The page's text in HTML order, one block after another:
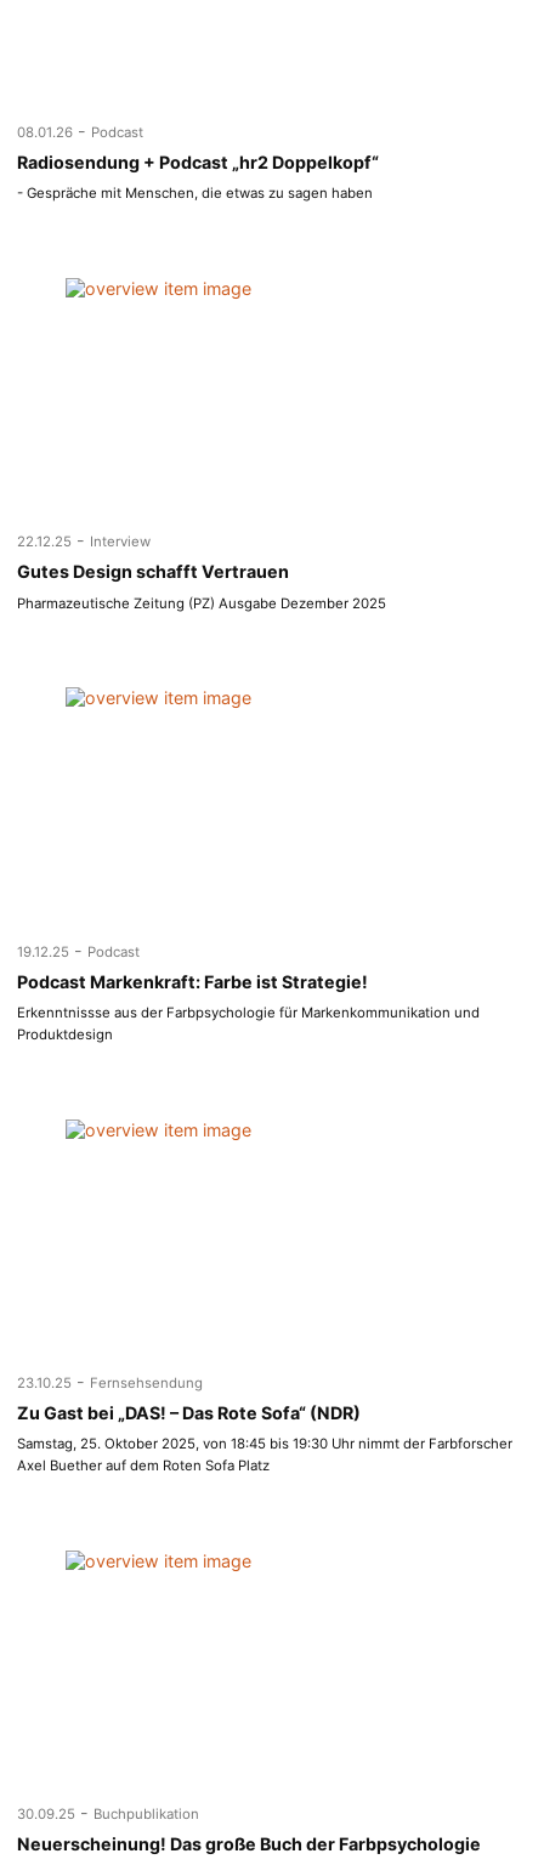
08.01.26 - Podcast
Radiosendung + Podcast „hr2 Doppelkopf“
- Gespräche mit Menschen, die etwas zu sagen haben
22.12.25 - Interview
Gutes Design schafft Vertrauen
Pharmazeutische Zeitung (PZ) Ausgabe Dezember 2025
19.12.25 - Podcast
Podcast Markenkraft: Farbe ist Strategie!
Erkenntnissse aus der Farbpsychologie für Markenkommunikation und
Produktdesign
23.10.25 - Fernsehsendung
Zu Gast bei „DAS! – Das Rote Sofa“ (NDR)
Samstag, 25. Oktober 2025, von 18:45 bis 19:30 Uhr nimmt der Farbforscher
Axel Buether auf dem Roten Sofa Platz
30.09.25 - Buchpublikation
Neuerscheinung! Das große Buch der Farbpsychologie